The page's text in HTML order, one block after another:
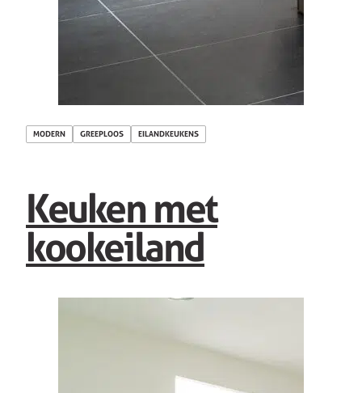
MODERN GREEPLOOS EILANDKEUKENS
Keuken met
kookeiland